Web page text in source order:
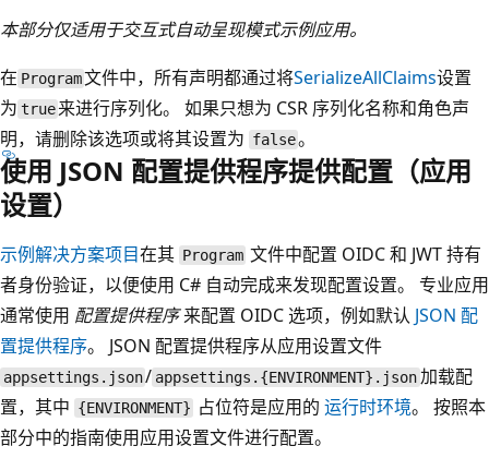
本部分仅适用于交互式自动呈现模式示例应用。
在 Program文件中，所有声明都通过将SerializeAllClaims设置
为 true 来进行序列化。 如果只想为 CSR 序列化名称和角色声
明，请删除该选项或将其设置为 false。
使用 JSON 配置提供程序提供配置（应用
设置）
示例解决方案项目在其 Program 文件中配置 OIDC 和 JWT 持有
者身份验证，以便使用 C# 自动完成来发现配置设置。 专业应用
通常使用 配置提供程序来配置 OIDC 选项，例如默认 JSON 配
置提供程序。 JSON 配置提供程序从应用设置文件
appsettings.json/ appsettings.{ENVIRONMENT}.json加载配
置，其中 {ENVIRONMENT} 占位符是应用的运行时环境。 按照本
部分中的指南使用应用设置文件进行配置。